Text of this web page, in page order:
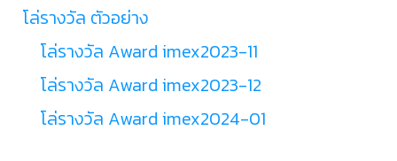
โล่รางวัล ตัวอย่าง
โล่รางวัล Award imex2023-11
โล่รางวัล Award imex2023-12
โล่รางวัล Award imex2024-01